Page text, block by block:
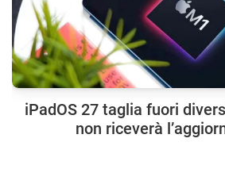
iPadOS 27 taglia fuori
non riceverà